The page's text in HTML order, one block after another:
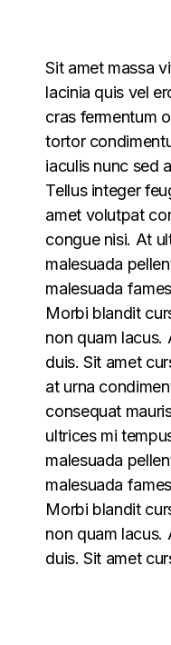
Sit amet massa
lacinia quis vel
cras fermentum
tortor
iaculis nunc sed
Tellus integer
amet volutpat
congue nisi. At
malesuada
malesuada
Morbi blandit
non quam lacus.
duis. Sit amet
at urna
consequat
ultrices mi
malesuada
malesuada
Morbi blandit
non quam lacus.
duis. Sit amet